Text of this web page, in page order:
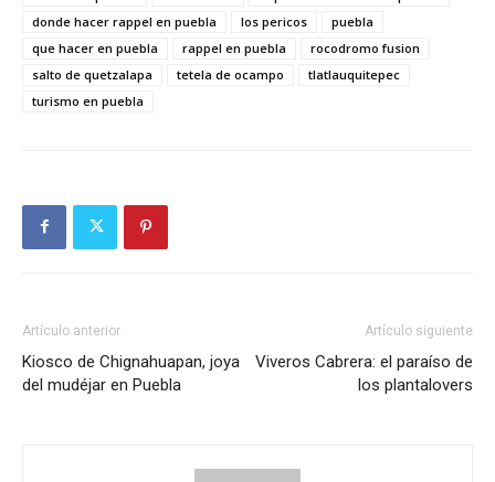
donde hacer rappel en puebla
los pericos
puebla
que hacer en puebla
rappel en puebla
rocodromo fusion
salto de quetzalapa
tetela de ocampo
tlatlauquitepec
turismo en puebla
Artículo anterior
Kiosco de Chignahuapan, joya
del mudéjar en Puebla
Artículo siguiente
Viveros Cabrera: el paraíso de
los plantalovers